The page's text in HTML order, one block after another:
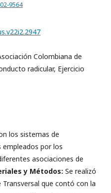
9564
Colombiana de
radicular, Ejercicio
los sistemas de
por los
asociaciones de
y Métodos: Se realizó
que contó con la